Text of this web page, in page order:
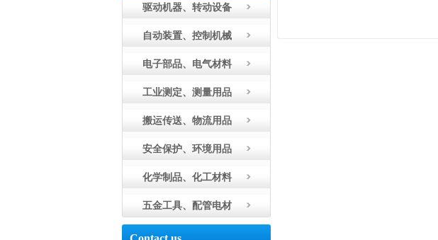
驱动机器、转动设备
自动装置、控制机械
电子部品、电气材料
工业测定、测量用品
搬运传送、物流用品
安全保护、环境用品
化学制品、化工材料
五金工具、配管电材